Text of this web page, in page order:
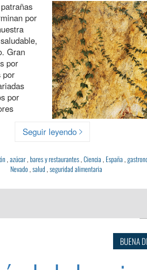
por
Gran
por
por
por
Seguir leyendo
, azúcar, bares y restaurantes, Ciencia , España ,
Nevado , salud , seguridad alimentaria
BUENA